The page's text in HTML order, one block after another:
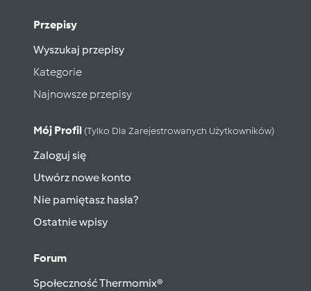
Przepisy
Wyszukaj przepisy
Kategorie
Najnowsze przepisy
Mój Profil (tylko Dla Zarejestrowanych Użytkowników)
Zaloguj się
Utwórz nowe konto
Nie pamiętasz hasła?
Ostatnie wpisy
Forum
Społeczność Thermomix®